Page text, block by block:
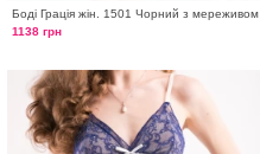
Боді Грація жін. 1501 Чорний з мереживом
1138 грн